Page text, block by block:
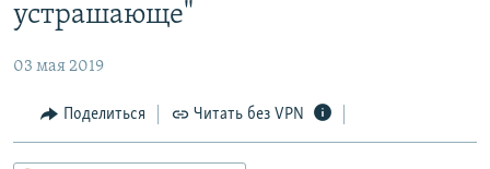
основному
Вернутся
АВТОРСКИЕ ПРОЕКТЫ
ЦИТАТЫ СВОБОДЫ
МНЕНИЯ
устрашающе"
03 мая 2019
Поделиться Читать без VPN